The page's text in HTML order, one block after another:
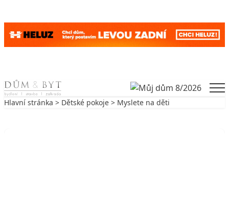
Skip to content
Hlavní stránka > Dětské pokoje > Myslete na děti